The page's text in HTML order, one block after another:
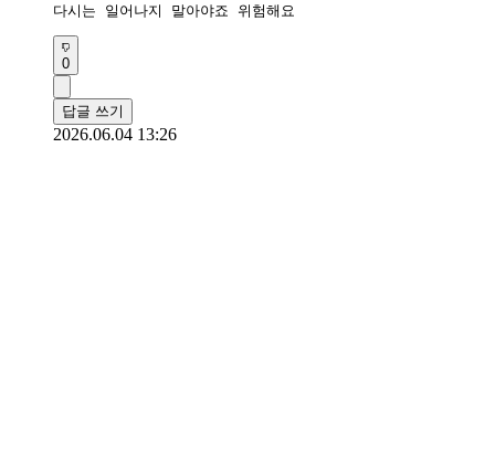
다시는 일어나지 말아야죠 위험해요
0
답글 쓰기
2026.06.04 13:26